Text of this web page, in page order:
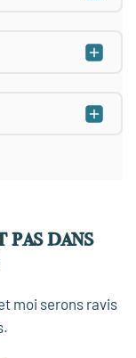
dans
moi serons ravis